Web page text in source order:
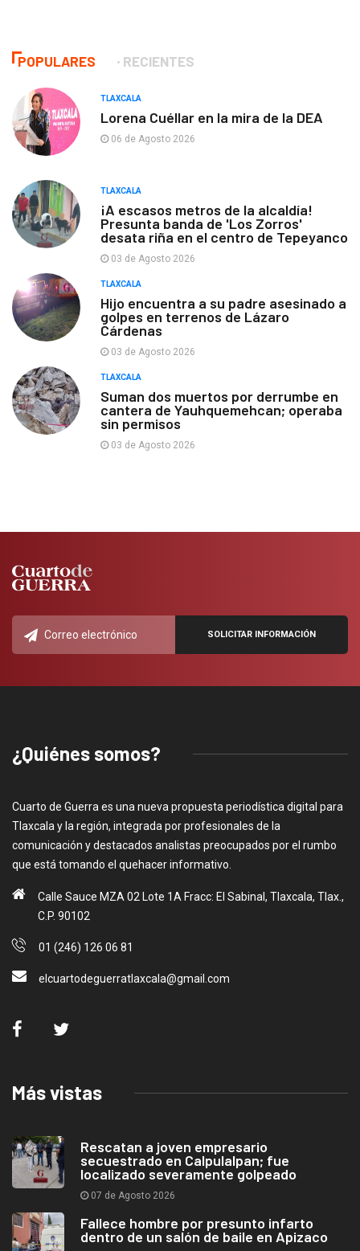
POPULARES RECIENTES
TLAXCALA
Lorena Cuéllar en la mira de la DEA
06 de Agosto 2026
TLAXCALA
¡A escasos metros de la alcaldía!
Presunta banda de 'Los Zorros'
desata riña en el centro de Tepeyanco
03 de Agosto 2026
TLAXCALA
Hijo encuentra a su padre asesinado a
golpes en terrenos de Lázaro
Cárdenas
03 de Agosto 2026
TLAXCALA
Suman dos muertos por derrumbe en
cantera de Yauhquemehcan; operaba
sin permisos
03 de Agosto 2026
¿Quiénes somos?
Cuarto de Guerra es una nueva propuesta periodística digital para
Tlaxcala y la región, integrada por profesionales de la
comunicación y destacados analistas preocupados por el rumbo
que está tomando el quehacer informativo.
Calle Sauce MZA 02 Lote 1A Fracc: El Sabinal, Tlaxcala, Tlax.,
C.P. 90102
01 (246) 126 06 81
elcuartodeguerratlaxcala@gmail.com
Más vistas
Rescatan a joven empresario
secuestrado en Calpulalpan; fue
localizado severamente golpeado
07 de Agosto 2026
Fallece hombre por presunto infarto
dentro de un salón de baile en Apizaco